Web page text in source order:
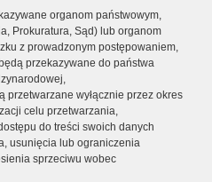
organom państwowym,
Prokuratura, Sąd) lub organom
z prowadzonym postępowaniem,
przekazywane do państwa
przetwarzane wyłącznie przez okres
celu przetwarzania,
do treści swoich danych
usunięcia lub ograniczenia
sprzeciwu wobec